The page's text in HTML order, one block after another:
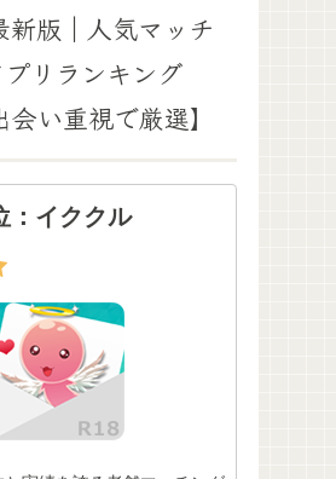
版｜人気マッチ
プリランキング
い重視で厳選】
：イククル